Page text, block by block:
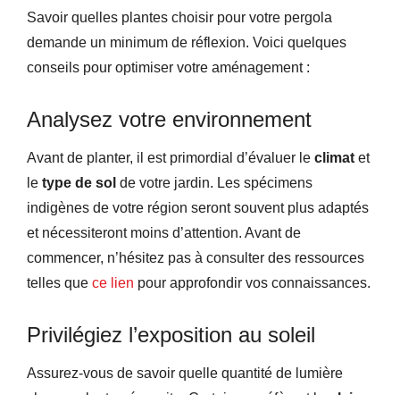
Savoir quelles plantes choisir pour votre pergola
demande un minimum de réflexion. Voici quelques
conseils pour optimiser votre aménagement :
Analysez votre environnement
Avant de planter, il est primordial d’évaluer le climat et
le type de sol de votre jardin. Les spécimens
indigènes de votre région seront souvent plus adaptés
et nécessiteront moins d’attention. Avant de
commencer, n’hésitez pas à consulter des ressources
telles que ce lien pour approfondir vos connaissances.
Privilégiez l’exposition au soleil
Assurez-vous de savoir quelle quantité de lumière